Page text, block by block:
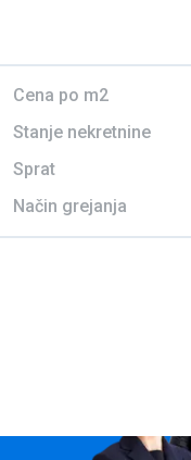
Cena po m2
Stanje nekretnine
Sprat
Način grejanja